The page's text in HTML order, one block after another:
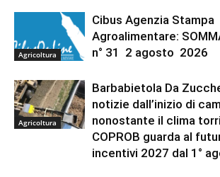
Agricoltura
Cibus Agenzia Stampa
Agroalimentare:
n° 31 2 agosto 2026
Agricoltura
Barbabietola Da
notizie dall’inizio di
nonostante il clima
COPROB guarda al
incentivi 2027 dal 1°